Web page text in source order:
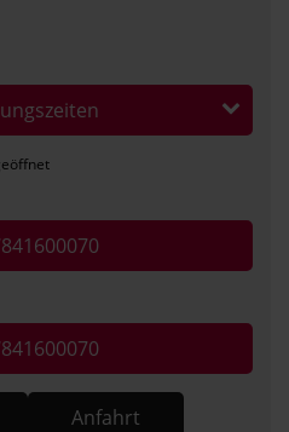
Anfahrt